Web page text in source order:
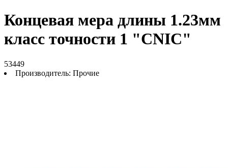
Концевая мера длины 1.23мм
класс точности 1 "CNIC"
53449
Производитель: Прочие